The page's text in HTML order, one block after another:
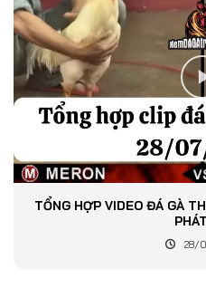
TỔNG HỢP VIDEO ĐÁ GÀ
28/